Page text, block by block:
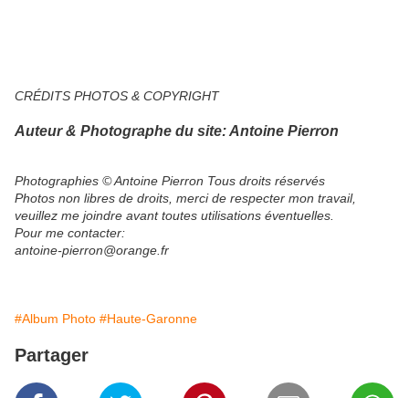
CRÉDITS PHOTOS & COPYRIGHT
Auteur & Photographe du site: Antoine Pierron
Photographies © Antoine Pierron Tous droits réservés
Photos non libres de droits, merci de respecter mon travail,
veuillez me joindre avant toutes utilisations éventuelles.​
Pour me contacter:
antoine-pierron@orange.fr
#Album Photo #Haute-Garonne
Partager